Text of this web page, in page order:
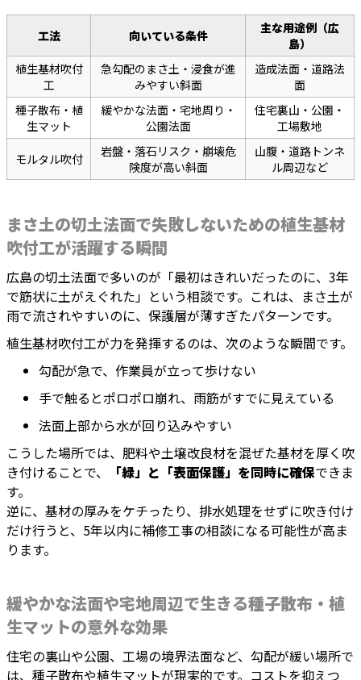
工法 向いている条件
主な用途例（広
島）
植生基材吹付
工
急勾配のまさ土・浸食が進
みやすい斜面
造成法面・道路法
面
種子散布・植
生マット
緩やかな法面・宅地周り・
公園法面
住宅裏山・公園・
工場敷地
モルタル吹付
岩盤・落石リスク・崩壊危
険度が高い斜面
山腹・道路トンネ
ル周辺など
まさ土の切土法面で失敗しないための植生基材
吹付工が活躍する瞬間
広島の切土法面で多いのが「最初はきれいだったのに、3年
で筋状に土がえぐれた」という相談です。これは、まさ土が
雨で流されやすいのに、保護層が薄すぎたパターンです。
植生基材吹付工が力を発揮するのは、次のような瞬間です。
勾配が急で、作業員が立って歩けない
手で触るとポロポロ崩れ、雨筋がすでに見えている
法面上部から水が回り込みやすい
こうした場所では、肥料や土壌改良材を混ぜた基材を厚く吹
き付けることで、
「緑」と「表面保護」を同時に確保できま
す。
逆に、基材の厚みをケチったり、排水処理をせずに吹き付け
だけ行うと、5年以内に補修工事の相談になる可能性が高ま
ります。
緩やかな法面や宅地周辺で生きる種子散布・植
生マットの意外な効果
住宅の裏山や公園、工場の境界法面など、勾配が緩い場所で
は、種子散布や植生マットが現実的です。コストを抑えつ